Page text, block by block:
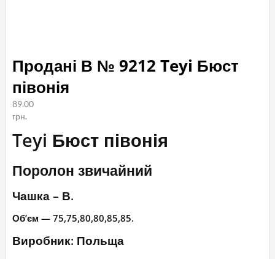
Продані В № 9212 Teyi Бюст
півонія
89.00
грн.
Teyi Бюст півонія
Поролон звичайний
Чашка – В.
Об’єм — 75,75,80,80,85,85.
Виробник: Польща